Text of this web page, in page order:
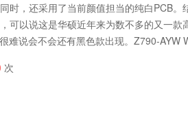
时，还采用了当前颜值担当的纯白PCB。
可以说这是华硕近年来为数不多的又一款
难说会不会还有黑色款出现。Z790-AYW
次